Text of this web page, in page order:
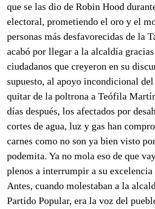
que se las dio de Robin Hood
electoral, prometiendo el oro y el
personas más desfavorecidas de la
acabó por llegar a la alcaldía
ciudadanos que creyeron en su
supuesto, al apoyo incondicional del
quitar de la poltrona a Teófila
días después, los afectados por
cortes de agua, luz y gas han
carnes como no son ya bien visto
podemita. Ya no mola eso de que
plenos a interrumpir a su
Antes, cuando molestaban a la
Partido Popular, era la voz del